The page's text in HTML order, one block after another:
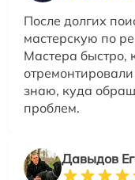
После долгих
мастерскую по
Мастера быстро,
знаю, куда
проблем.
Давыдов